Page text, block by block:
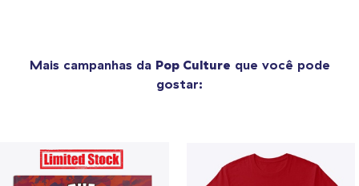
Mais campanhas da Pop Culture que você pode
gostar: